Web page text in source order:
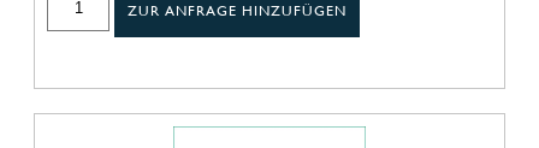
ZUR ANFRAGE HINZUFÜGEN